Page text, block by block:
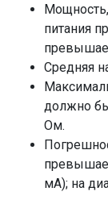
питания
Средняя
должно
Ом.
мА); на